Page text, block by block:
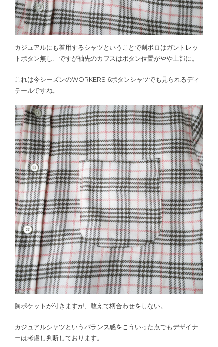
カジュアルにも着用するシャツということで剣ボロはガントレッ
トボタン無し、ですが袖先のカフスはボタン位置がやや上部に。
これは今シーズンのWORKERS 6ボタンシャツでも見られるディ
テールですね。
胸ポケットが付きますが、敢えて柄合わせをしない。
カジュアルシャツというバランス感をこういった点でもデザイナ
ーは考慮し判断しております。